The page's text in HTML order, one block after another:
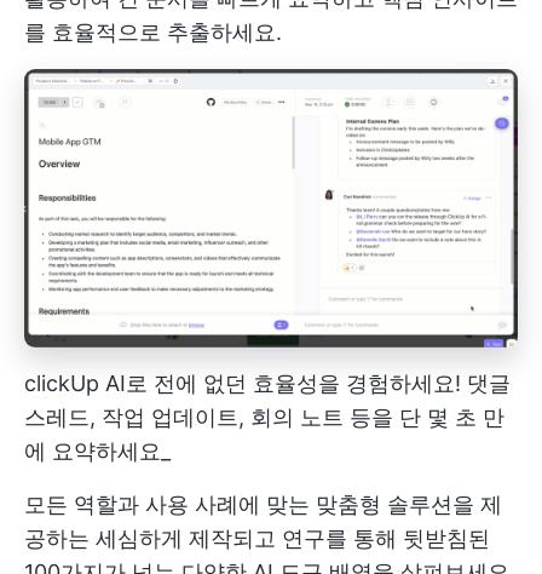
를 효율적으로 추출하세요.
clickUp AI로 전에 없던 효율성을 경험하세요! 댓글
스레드, 작업 업데이트, 회의 노트 등을 단 몇 초 만
에 요약하세요_
모든 역할과 사용 사례에 맞는 맞춤형 솔루션을 제
공하는 세심하게 제작되고 연구를 통해 뒷받침된